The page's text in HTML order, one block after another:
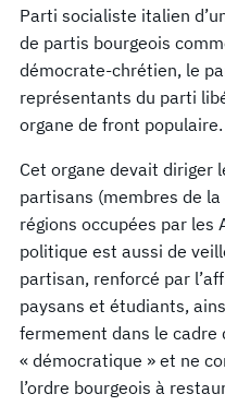
Parti socialiste italien
de partis bourgeois
démocrate-chrétien, le
représentants du parti
organe de front populaire.
Cet organe devait diriger
partisans (membres de
régions occupées par les
politique est aussi de
partisan, renforcé par
paysans et étudiants,
fermement dans le cadre
« démocratique » et ne
l’ordre bourgeois à